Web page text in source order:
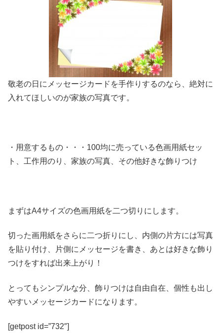
敬老の日にメッセージカードを手作りするのなら、絶対に
入れてほしいのが家族の写真です。
・用意するもの・・・100均に売っている色画用紙セッ
ト、工作用のり、家族の写真、その他好きな飾りつけ
まずはA4サイズの色画用紙を二つ切りにします。
切った画用紙をさらに二つ折りにし、内側の片方には写真
を貼り付け、片側にメッセージを書き、あとは好きな飾り
つけをすれば出来上がり！
とってもシンプルな分、飾りつけは自由自在、個性も出し
やすいメッセージカードになります。
[getpost id=”732″]